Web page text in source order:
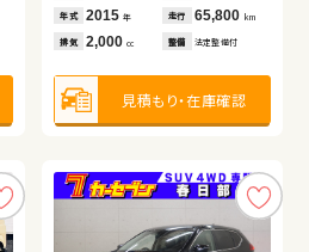
年式 2015年 走行 65,800 km
排気 2,000cc 整備 法定整備付
見積もり・在庫確認
年式 2013年 走行 89,500 km
排気 1,800cc 整備 法定整備付
見積もり・在庫確認
年式 2013年 走行 88,900 km
排気 660cc 整備 法定整備付
見積もり・在庫確認